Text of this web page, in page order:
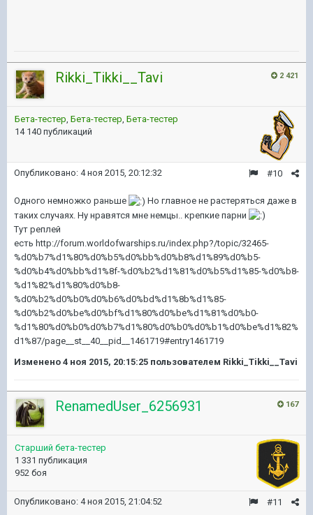
2 421
Rikki_Tikki__Tavi
Бета-тестер, Бета-тестер, Бета-тестер
14 140 публикаций
#10
Опубликовано: 4 ноя 2015, 20:12:32
Одного немножко раньше
Но главное не растеряться даже в
таких случаях. Ну нравятся мне немцы.. крепкие парни
Тут реплей
есть http://forum.worldofwarships.ru/index.php?/topic/32465-
%d0%b7%d1%80%d0%b5%d0%bb%d0%b8%d1%89%d0%b5-
%d0%b4%d0%bb%d1%8f-%d0%b2%d1%81%d0%b5%d1%85-%d0%b8-
%d1%82%d1%80%d0%b8-
%d0%b2%d0%b0%d0%b6%d0%bd%d1%8b%d1%85-
%d0%b2%d0%be%d0%bf%d1%80%d0%be%d1%81%d0%b0-
%d1%80%d0%b0%d0%b7%d1%80%d0%b0%d0%b1%d0%be%d1%82%
d1%87/page__st__40__pid__1461719#entry1461719
Изменено 4 ноя 2015, 20:15:25 пользователем Rikki_Tikki__Tavi
167
RenamedUser_6256931
Старший бета-тестер
1 331 публикация
952 боя
#11
Опубликовано: 4 ноя 2015, 21:04:52